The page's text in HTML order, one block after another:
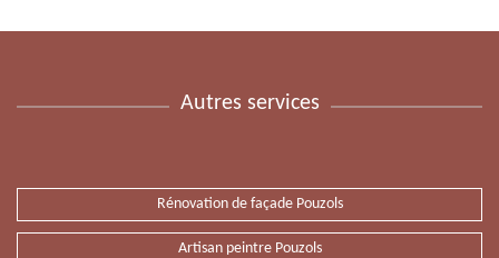
Autres services
Rénovation de façade Pouzols
Artisan peintre Pouzols